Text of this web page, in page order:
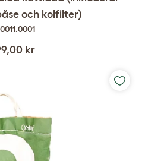
och kolfilter)
kr